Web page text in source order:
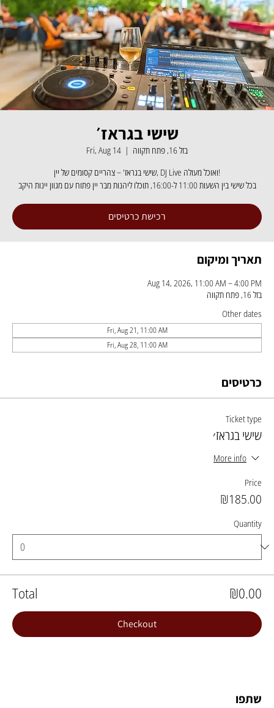
שישי בגראז׳
Fri, Aug 14
  |
בזל 16, פתח תקווה
שישי בגראז' – צהריים קסומים של יין, DJ Live ואוכל מעולה!
בכל שישי בין השעות 11:00 ל-16:00, תוכלו ליהנות מבר יין פתוח עם מגוון יינות היקב
רכישת כרטיסים
תאריך ומיקום
Aug 14, 2026, 11:00 AM – 4:00 PM
בזל 16, פתח תקווה
Other dates
Fri, Aug 21, 11:00 AM
Fri, Aug 28, 11:00 AM
כרטיסים
Ticket type
שישי בגראז׳
More info
Price
₪185.00
Quantity
Total ₪0.00
Checkout
שתפו